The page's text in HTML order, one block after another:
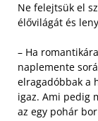
Ne felejtsük el
élővilágát és
– Ha
naplemente
elragadóbbak a
igaz. Ami pedig
az egy pohár